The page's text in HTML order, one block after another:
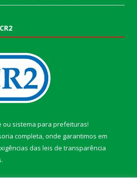
ou sistema para prefeituras!
completa, onde garantimos em
das leis de transparência